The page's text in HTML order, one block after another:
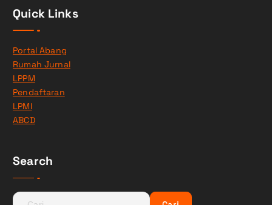
Quick Links
Portal Abang
Rumah Jurnal
LPPM
Pendaftaran
LPMI
ABCD
Search
C